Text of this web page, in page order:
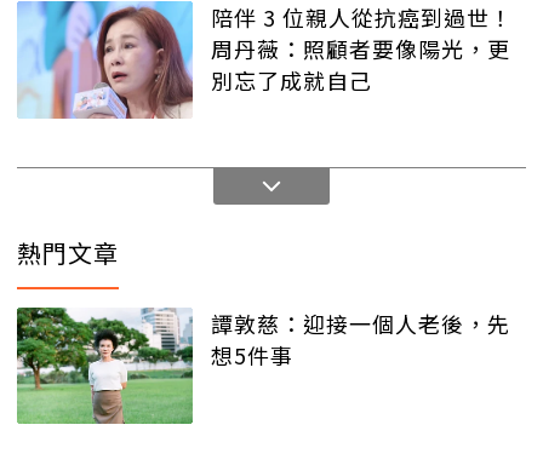
陪伴 3 位親人從抗癌到過世！
周丹薇：照顧者要像陽光，更
別忘了成就自己
熱門文章
譚敦慈：迎接一個人老後，先
想5件事